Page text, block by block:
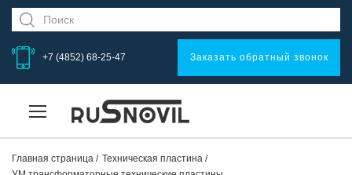
+7 (4852) 68-25-47 Заказать обратный звонок
Главная страница
Техническая пластина